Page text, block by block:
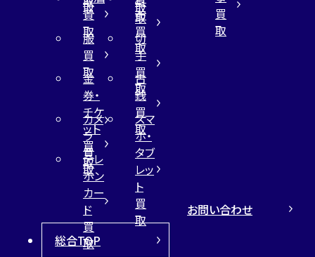
取
取
取
買
取
布
買
取
服
買
取
切
手
買
取
金
券・
チケ
ット
買
取
古
銭
買
取
カメ
ラ
買
取
スマ
ホ・
タブ
レッ
ト
買
取
テレ
ホン
カー
ド
買
取
買
取
総合TOP
お問い合わせ